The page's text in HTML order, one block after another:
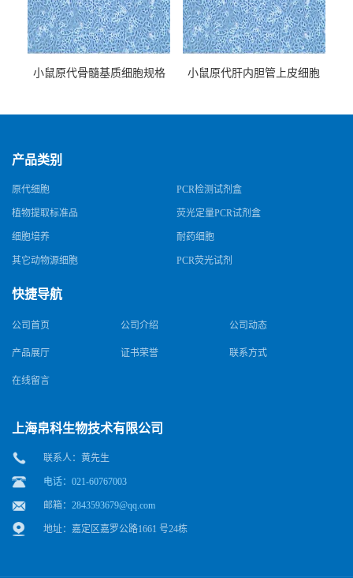
小鼠原代骨髓基质细胞规格
小鼠原代肝内胆管上皮细胞
产品类别
原代细胞 PCR检测试剂盒
植物提取标准品 荧光定量PCR试剂盒
细胞培养 耐药细胞
其它动物源细胞 PCR荧光试剂
快捷导航
公司首页 公司介绍 公司动态
产品展厅 证书荣誉 联系方式
在线留言
上海帛科生物技术有限公司
联系人：黄先生
电话：021-60767003
邮箱： 2843593679@qq.com
地址：嘉定区嘉罗公路1661 号24栋